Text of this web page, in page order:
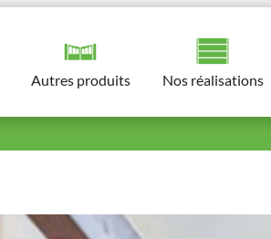
Autres produits​ Nos réalisations​